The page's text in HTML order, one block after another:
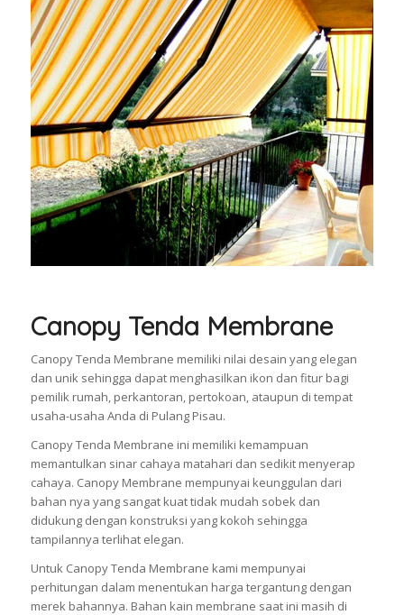
Canopy Tenda Membrane
Canopy Tenda Membrane memiliki nilai desain yang elegan
dan unik sehingga dapat menghasilkan ikon dan fitur bagi
pemilik rumah, perkantoran, pertokoan, ataupun di tempat
usaha-usaha Anda di Pulang Pisau.
Canopy Tenda Membrane ini memiliki kemampuan
memantulkan sinar cahaya matahari dan sedikit menyerap
cahaya. Canopy Membrane mempunyai keunggulan dari
bahan nya yang sangat kuat tidak mudah sobek dan
didukung dengan konstruksi yang kokoh sehingga
tampilannya terlihat elegan.
Untuk Canopy Tenda Membrane kami mempunyai
perhitungan dalam menentukan harga tergantung dengan
merek bahannya. Bahan kain membrane saat ini masih di